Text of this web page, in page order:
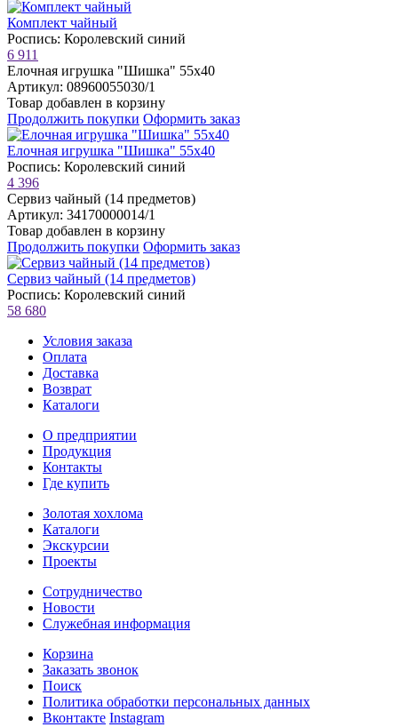
Комплект чайный
Роспись: Королевский синий
6 911
Елочная игрушка "Шишка" 55х40
Артикул: 08960055030/1
Товар добавлен в корзину
Продолжить покупки Оформить заказ
Елочная игрушка "Шишка" 55х40
Роспись: Королевский синий
4 396
Сервиз чайный (14 предметов)
Артикул: 34170000014/1
Товар добавлен в корзину
Продолжить покупки Оформить заказ
Сервиз чайный (14 предметов)
Роспись: Королевский синий
58 680
Условия заказа
Оплата
Доставка
Возврат
Каталоги
О предприятии
Продукция
Контакты
Где купить
Золотая хохлома
Каталоги
Экскурсии
Проекты
Сотрудничество
Новости
Служебная информация
Корзина
Заказать звонок
Поиск
Политика обработки персональных данных
Вконтакте Instagram